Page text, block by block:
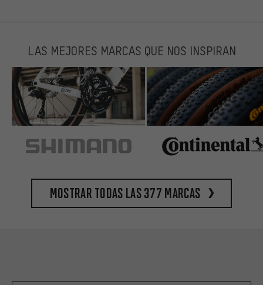
LAS MEJORES MARCAS QUE NOS INSPIRAN
Mostrar todas las 377 marcas